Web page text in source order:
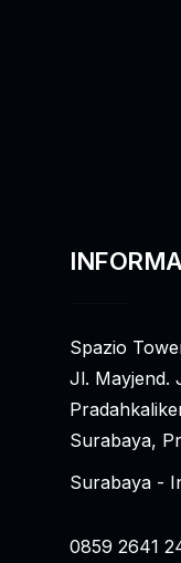
Spazio
Jl. Mayjend.
Surabaya,
Surabaya -
0859 2641